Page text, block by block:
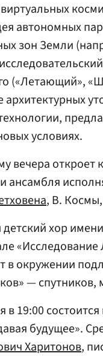
автономных
зон Земли
(«Летающий»,
условиях.
вечера
ансамбля
, В.
хор имени
в окружении
—
в 19:00
будущее».
Харитонов,